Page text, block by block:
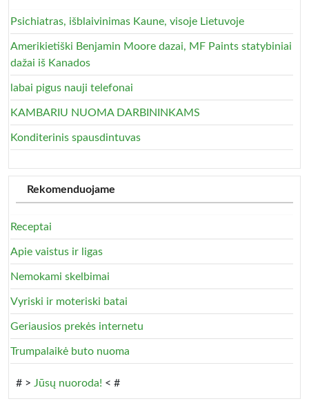
Psichiatras, išblaivinimas Kaune, visoje Lietuvoje
Amerikietiški Benjamin Moore dazai, MF Paints statybiniai
dažai iš Kanados
labai pigus nauji telefonai
KAMBARIU NUOMA DARBININKAMS
Konditerinis spausdintuvas
Rekomenduojame
Receptai
Apie vaistus ir ligas
Nemokami skelbimai
Vyriski ir moteriski batai
Geriausios prekės internetu
Trumpalaikė buto nuoma
# > Jūsų nuoroda! < #